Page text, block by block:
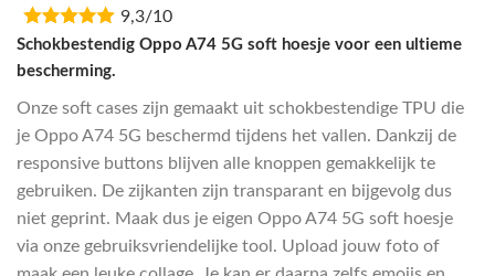
was:
€16,95.€13,55.
9,3/10
Schokbestendig Oppo A74 5G soft hoesje voor een ultieme
bescherming.
Onze soft cases zijn gemaakt uit schokbestendige TPU die
je Oppo A74 5G beschermd tijdens het vallen. Dankzij de
responsive buttons blijven alle knoppen gemakkelijk te
gebruiken. De zijkanten zijn transparant en bijgevolg dus
niet geprint. Maak dus je eigen Oppo A74 5G soft hoesje
via onze gebruiksvriendelijke tool. Upload jouw foto of